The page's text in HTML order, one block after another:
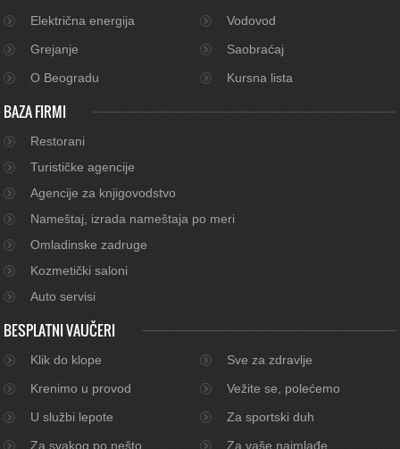
Električna energija
Vodovod
Grejanje
Saobraćaj
O Beogradu
Kursna lista
BAZA FIRMI
Restorani
Turističke agencije
Agencije za knjigovodstvo
Nameštaj, izrada nameštaja po meri
Omladinske zadruge
Kozmetički saloni
Auto servisi
BESPLATNI VAUČERI
Klik do klope
Sve za zdravlje
Krenimo u provod
Vežite se, polećemo
U službi lepote
Za sportski duh
Za svakog po nešto
Za vaše najmlađe